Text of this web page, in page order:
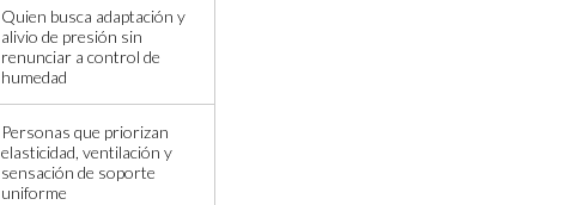
Quien busca adaptación y
alivio de presión sin
renunciar a control de
humedad
Personas que priorizan
elasticidad, ventilación y
sensación de soporte
uniforme